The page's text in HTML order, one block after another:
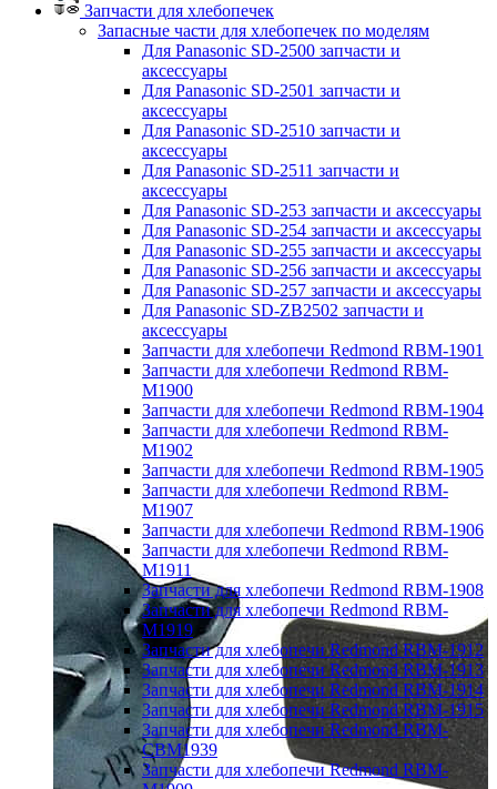
Запчасти для хлебопечек
Запасные части для хлебопечек по моделям
Для Panasonic SD-2500 запчасти и
аксессуары
Для Panasonic SD-2501 запчасти и
аксессуары
Для Panasonic SD-2510 запчасти и
аксессуары
Для Panasonic SD-2511 запчасти и
аксессуары
Для Panasonic SD-253 запчасти и аксессуары
Для Panasonic SD-254 запчасти и аксессуары
Для Panasonic SD-255 запчасти и аксессуары
Для Panasonic SD-256 запчасти и аксессуары
Для Panasonic SD-257 запчасти и аксессуары
Для Panasonic SD-ZB2502 запчасти и
аксессуары
Запчасти для хлебопечи Redmond RBM-1901
Запчасти для хлебопечи Redmond RBM-
M1900
Запчасти для хлебопечи Redmond RBM-1904
Запчасти для хлебопечи Redmond RBM-
M1902
Запчасти для хлебопечи Redmond RBM-1905
Запчасти для хлебопечи Redmond RBM-
M1907
Запчасти для хлебопечи Redmond RBM-1906
Запчасти для хлебопечи Redmond RBM-
M1911
Запчасти для хлебопечи Redmond RBM-1908
Запчасти для хлебопечи Redmond RBM-
M1919
Запчасти для хлебопечи Redmond RBM-1912
Запчасти для хлебопечи Redmond RBM-1913
Запчасти для хлебопечи Redmond RBM-1914
Запчасти для хлебопечи Redmond RBM-1915
Запчасти для хлебопечи Redmond RBM-
CBM1939
Запчасти для хлебопечи Redmond RBM-